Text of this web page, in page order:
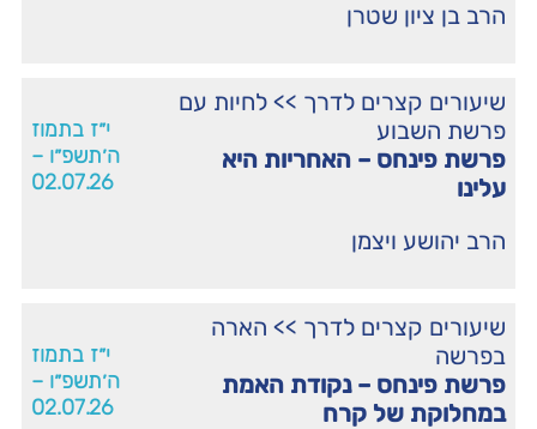
הרב בן ציון שטרן
שיעורים קצרים לדרך >> לחיות עם
פרשת השבוע
פרשת פינחס – האחריות היא
עלינו
הרב יהושע ויצמן
י״ז בתמוז
ה׳תשפ״ו –
02.07.26
שיעורים קצרים לדרך >> הארה
בפרשה
פרשת פינחס – נקודת האמת
במחלוקת של קרח
י״ז בתמוז
ה׳תשפ״ו –
02.07.26